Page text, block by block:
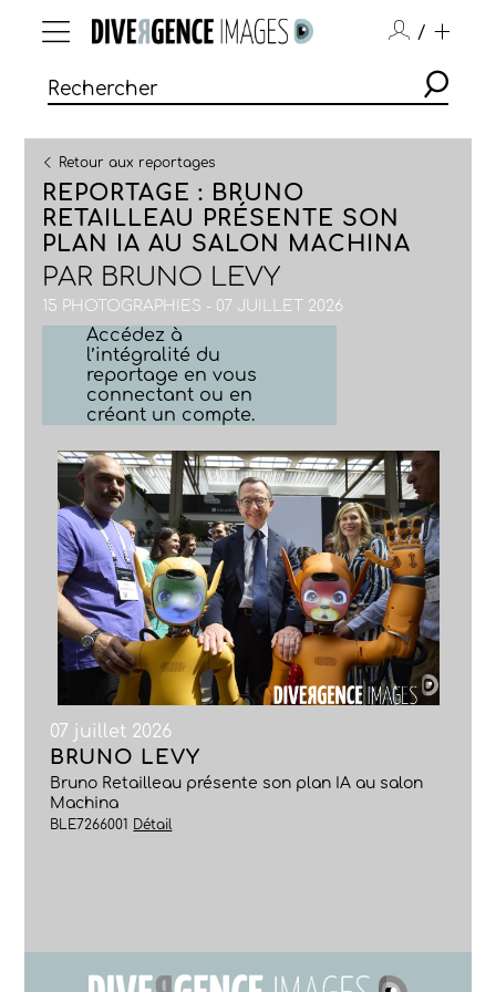
/
Retour aux reportages
REPORTAGE : BRUNO
RETAILLEAU PRÉSENTE SON
PLAN IA AU SALON MACHINA
PAR BRUNO LEVY
15 PHOTOGRAPHIES - 07 JUILLET 2026
Accédez à
l’intégralité du
reportage en vous
connectant ou en
créant un compte.
07 juillet 2026
BRUNO LEVY
Bruno Retailleau présente son plan IA au salon
Machina
BLE7266001 Détail